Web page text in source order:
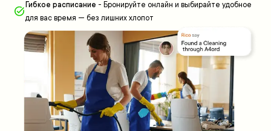
Гибкое расписание - Бронируйте онлайн и выбирайте удобное
для вас время — без лишних хлопот